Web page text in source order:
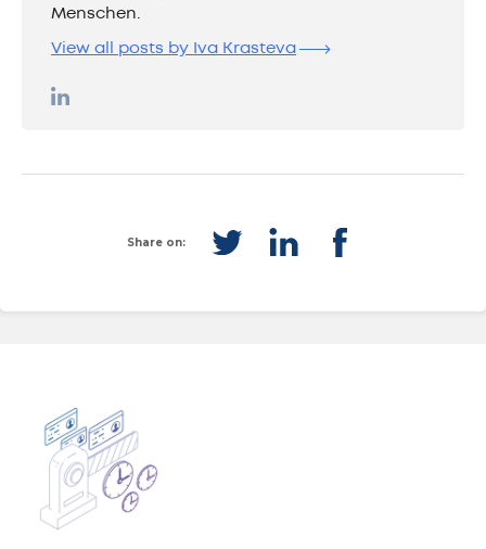
Menschen.
View all posts by Iva Krasteva
Share on: